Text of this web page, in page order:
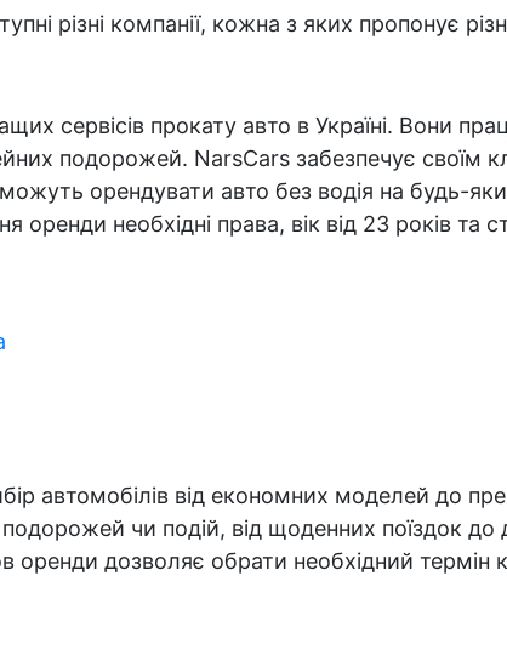
різні компанії, кожна з яких пропонує
сервісів прокату авто в Україні. Вони
подорожей. NarsCars забезпечує своїм
орендувати авто без водія на будь-
оренди необхідні права, вік від 23 років та
автомобілів від економних моделей до
чи подій, від щоденних поїздок до
оренди дозволяє обрати необхідний